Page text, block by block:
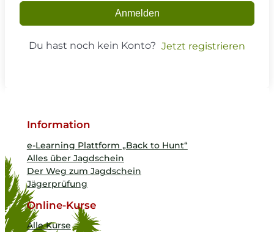
Anmelden
Du hast noch kein Konto? Jetzt registrieren
Information
e-Learning Plattform „Back to Hunt“
Alles über Jagdschein
Der Weg zum Jagdschein
Jägerprüfung
Online-Kurse
Alle Kurse